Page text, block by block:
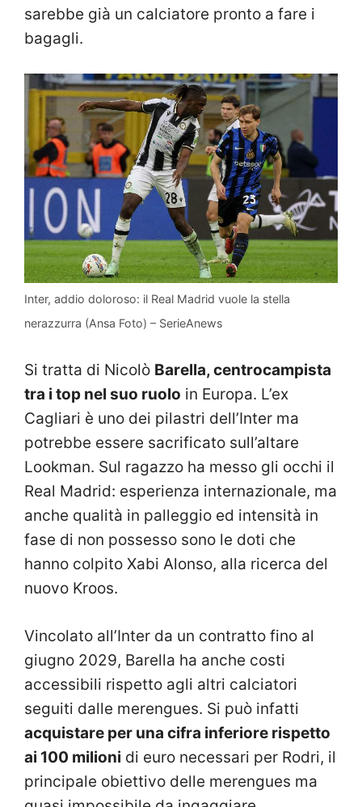
sarebbe già un calciatore pronto a fare i
bagagli.
Inter, addio doloroso: il Real Madrid vuole la stella
nerazzurra (Ansa Foto) – SerieAnews
Si tratta di Nicolò Barella, centrocampista
tra i top nel suo ruolo in Europa. L’ex
Cagliari è uno dei pilastri dell’Inter ma
potrebbe essere sacrificato sull’altare
Lookman. Sul ragazzo ha messo gli occhi il
Real Madrid: esperienza internazionale, ma
anche qualità in palleggio ed intensità in
fase di non possesso sono le doti che
hanno colpito Xabi Alonso, alla ricerca del
nuovo Kroos.
Vincolato all’Inter da un contratto fino al
giugno 2029, Barella ha anche costi
accessibili rispetto agli altri calciatori
seguiti dalle merengues. Si può infatti
acquistare per una cifra inferiore rispetto
ai 100 milioni di euro necessari per Rodri, il
principale obiettivo delle merengues ma